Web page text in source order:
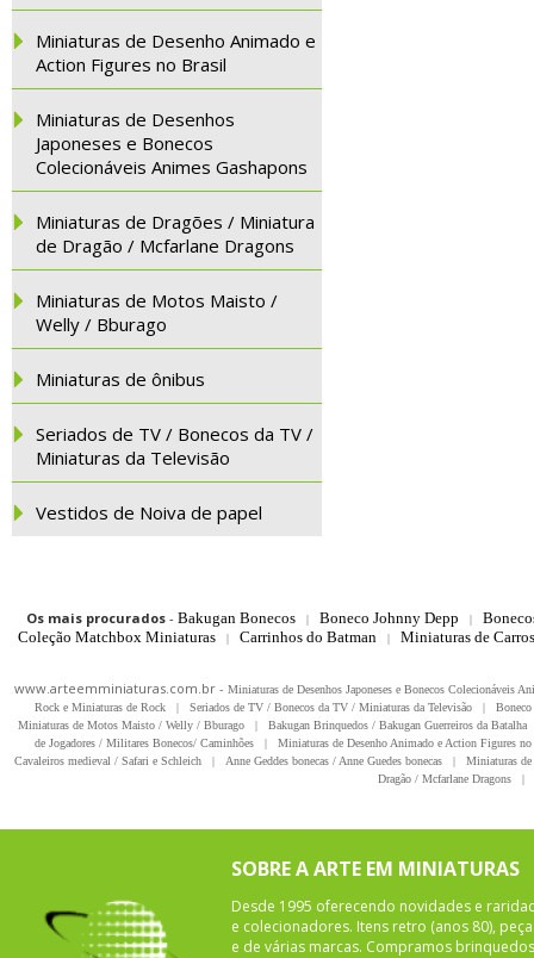
Miniaturas de Desenho Animado e
Action Figures no Brasil
Miniaturas de Desenhos
Japoneses e Bonecos
Colecionáveis Animes Gashapons
Miniaturas de Dragões / Miniatura
de Dragão / Mcfarlane Dragons
Miniaturas de Motos Maisto /
Welly / Bburago
Miniaturas de ônibus
Seriados de TV / Bonecos da TV /
Miniaturas da Televisão
Vestidos de Noiva de papel
Os mais procurados- Bakugan Bonecos | Boneco Johnny Depp |
Coleção Matchbox Miniaturas
| Carrinhos do Batman | Miniaturas de
www.arteemminiaturas.com.br - Miniaturas de Desenhos Japoneses e Bonecos Colecionáveis
Rock e Miniaturas de Rock
| Seriados de TV / Bonecos da TV / Miniaturas da Televisão |
Miniaturas de Motos Maisto / Welly / Bburago
| Bakugan Brinquedos / Bakugan Guerreiros da Batalha
de Jogadores / Militares Bonecos/ Caminhões
|
Miniaturas de Desenho Animado e Action Figures
Cavaleiros medieval / Safari e Schleich
| Anne Geddes bonecas / Anne Guedes bonecas |
Miniaturas
Dragão / Mcfarlane Dragons
|
SOBRE A ARTE EM MINIATURAS
Desde 1995 oferecendo novidades e
e colecionadores. Itens retro (anos 80),
e de várias marcas. Compramos